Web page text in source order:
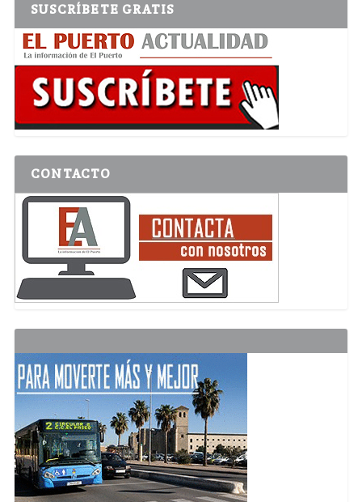
SUSCRÍBETE GRATIS
CONTACTO